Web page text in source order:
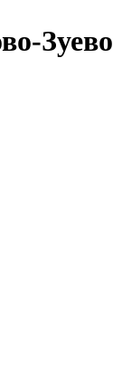
Зуево